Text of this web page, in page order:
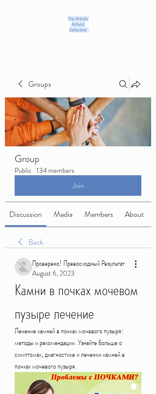
Groups
Group
Public · 134 members
Join
Discussion Media Members About
Back
Проверено! Превосходный Результат
August 6, 2023
Камни в почках мочевом
пузыре лечение
Лечение камней в почках мочевого пузыря:
методы и рекомендации. Узнайте больше о
симптомах, диагностике и лечении камней в
почках мочевого пузыря.